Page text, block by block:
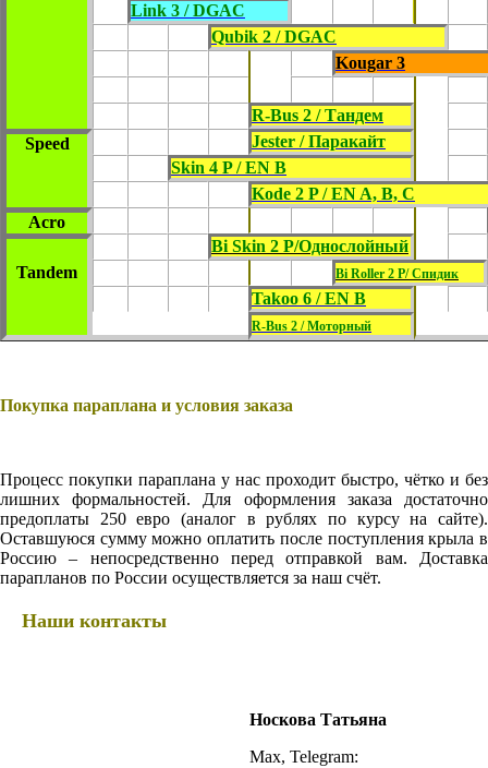
Link 3 / DGAC
Qubik 2 / DGAC
Kougar 3
R-Bus 2 / Тандем
Speed
Jester / Паракайт
Skin 4 P / EN B
Kode 2 P / EN A, B, C
Acro
Bi Skin 2 P/Однослойный
Tandem
Bi Roller 2 P/ Спидик
Takoo 6 / EN B
R-Bus 2 / Моторный
Покупка параплана и условия заказа
Процесс покупки параплана у нас проходит быстро, чётко и без
лишних формальностей. Для оформления заказа достаточно
предоплаты 250 евро (аналог в рублях по курсу на сайте).
Оставшуюся сумму можно оплатить после поступления крыла в
Россию – непосредственно перед отправкой вам. Доставка
парапланов по России осуществляется за наш счёт.
Наши контакты
Носкова Татьяна
Max, Telegram: